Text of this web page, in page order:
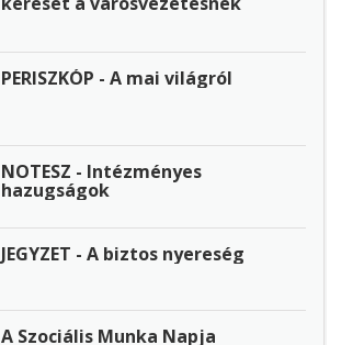
PERISZKÓP - A mai világról
NOTESZ - Intézményes
hazugságok
JEGYZET - A biztos nyereség
A Szociális Munka Napja